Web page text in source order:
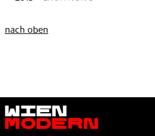
nach oben
Wien
Modern